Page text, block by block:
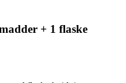
+ 1 flaske